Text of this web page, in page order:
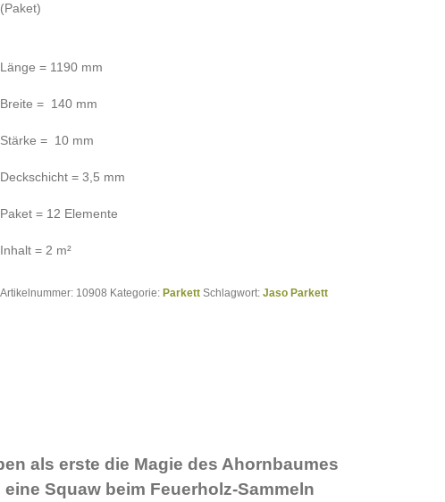
(Paket)
Länge = 1190 mm
Breite = 140 mm
Stärke = 10 mm
Deckschicht = 3,5 mm
Paket = 12 Elemente
Inhalt = 2 m²
Artikelnummer: 10908 Kategorie:Parkett Schlagwort:Jaso Parkett
als erste die Magie des Ahornbaumes
Squaw beim Feuerholz-Sammeln